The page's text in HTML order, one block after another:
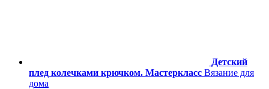
Детский
плед колечками крючком. Мастеркласс Вязание для
дома